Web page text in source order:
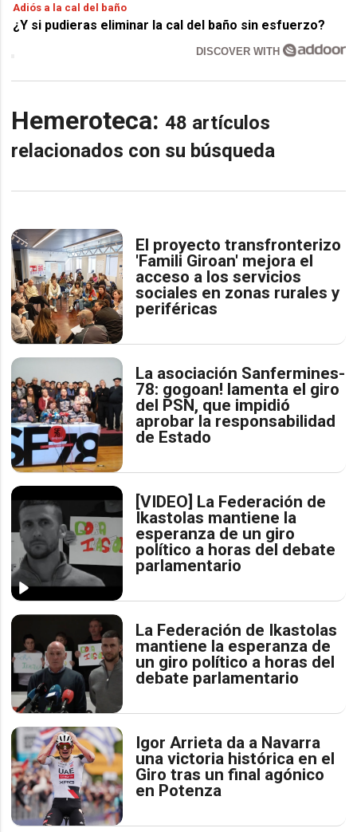
Adiós a la cal del baño
¿Y si pudieras eliminar la cal del baño sin esfuerzo?
DISCOVER WITH
Hemeroteca:48 artículos
relacionados con su búsqueda
El proyecto transfronterizo
'Famili Giroan' mejora el
acceso a los servicios
sociales en zonas rurales y
periféricas
La asociación Sanfermines-
78: gogoan! lamenta el giro
del PSN, que impidió
aprobar la responsabilidad
de Estado
[VIDEO] La Federación de
Ikastolas mantiene la
esperanza de un giro
político a horas del debate
parlamentario
La Federación de Ikastolas
mantiene la esperanza de
un giro político a horas del
debate parlamentario
Igor Arrieta da a Navarra
una victoria histórica en el
Giro tras un final agónico
en Potenza